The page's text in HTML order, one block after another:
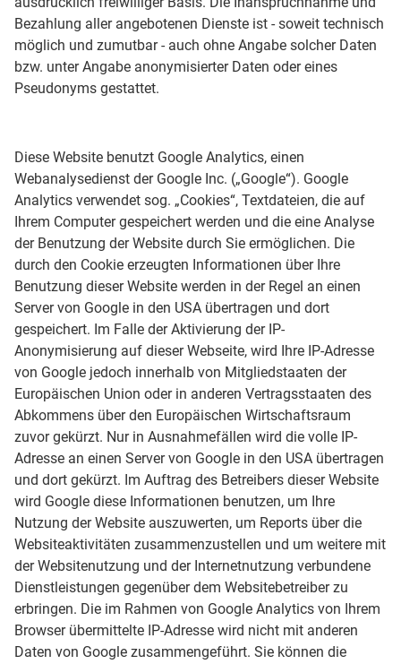
Bezahlung aller angebotenen Dienste ist - soweit technisch
möglich und zumutbar - auch ohne Angabe solcher Daten
bzw. unter Angabe anonymisierter Daten oder eines
Pseudonyms gestattet.
Diese Website benutzt Google Analytics, einen
Webanalysedienst der Google Inc. („Google“). Google
Analytics verwendet sog. „Cookies“, Textdateien, die auf
Ihrem Computer gespeichert werden und die eine Analyse
der Benutzung der Website durch Sie ermöglichen. Die
durch den Cookie erzeugten Informationen über Ihre
Benutzung dieser Website werden in der Regel an einen
Server von Google in den USA übertragen und dort
gespeichert. Im Falle der Aktivierung der IP-
Anonymisierung auf dieser Webseite, wird Ihre IP-Adresse
von Google jedoch innerhalb von Mitgliedstaaten der
Europäischen Union oder in anderen Vertragsstaaten des
Abkommens über den Europäischen Wirtschaftsraum
zuvor gekürzt. Nur in Ausnahmefällen wird die volle IP-
Adresse an einen Server von Google in den USA übertragen
und dort gekürzt. Im Auftrag des Betreibers dieser Website
wird Google diese Informationen benutzen, um Ihre
Nutzung der Website auszuwerten, um Reports über die
Websiteaktivitäten zusammenzustellen und um weitere mit
der Websitenutzung und der Internetnutzung verbundene
Dienstleistungen gegenüber dem Websitebetreiber zu
erbringen. Die im Rahmen von Google Analytics von Ihrem
Browser übermittelte IP-Adresse wird nicht mit anderen
Daten von Google zusammengeführt. Sie können die